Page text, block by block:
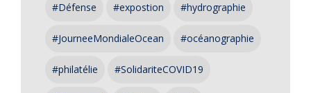
#Défense #expostion #hydrographie
#JourneeMondialeOcean #océanographie
#philatélie #SolidariteCOVID19